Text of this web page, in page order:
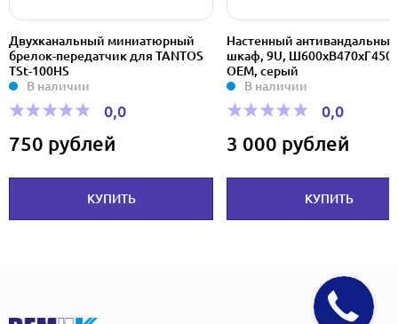
Двухканальный миниатюрный
брелок-передатчик для TANTOS
TSt-100HS
В наличии
0,0
750 рублей
КУПИТЬ
Настенный антивандальный
шкаф, 9U,
OEM, серый
В наличии
0,0
3 000 рублей
КУПИТЬ